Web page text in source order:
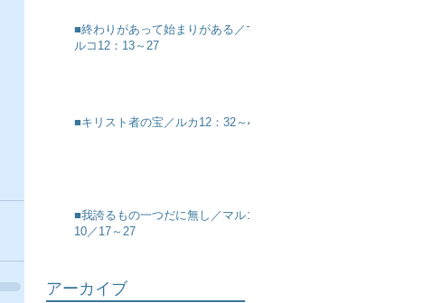
■終わりがあって始まりがある／マ
ルコ12：13～27
■キリスト者の宝／ルカ12：32～40
■我誇るもの一つだに無し／マルコ
10／17～27
アーカイブ